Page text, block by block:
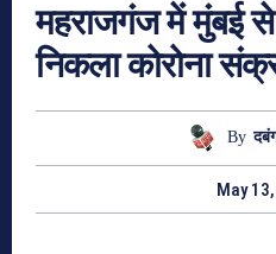
महराजगंज में मुंबई
निकला कोरोना
By
May